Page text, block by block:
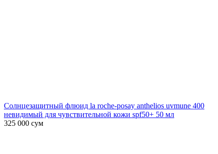
Солнцезащитный флюид la roche-posay anthelios uvmune 400
невидимый для чувствительной кожи spf50+ 50 мл
325 000 сум